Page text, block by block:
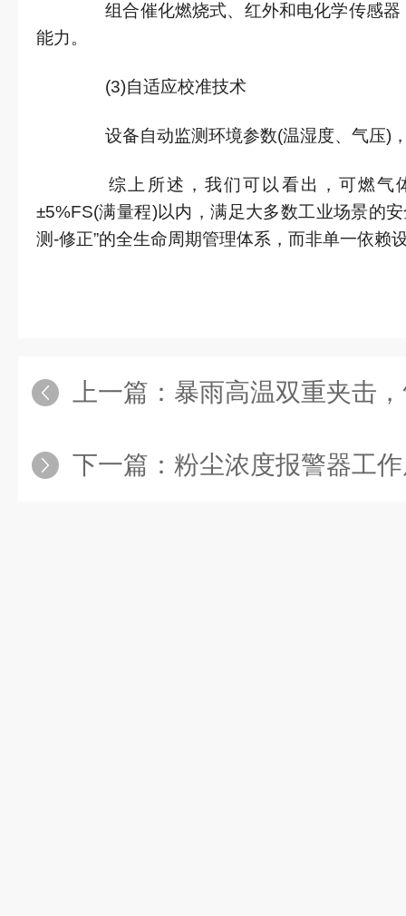
组合催化燃烧式、红外和电化学传感器
能力。
(3)自适应校准技术
设备自动监测环境参数(温湿度、气压)
综上所述，我们可以看出，可燃气
±5%FS(满量程)以内，满足大多数工业场景的
测-修正”的全生命周期管理体系，而非单一依赖
上一篇： 暴雨高温双重夹击，
下一篇： 粉尘浓度报警器工